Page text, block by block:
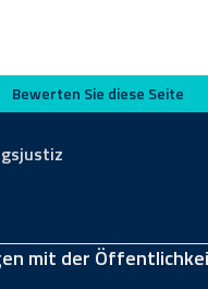
diese Seite
Bewerten Sie diese Seite
mit der